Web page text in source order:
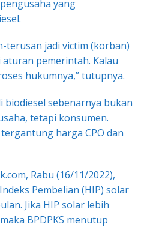
yang
terusan jadi victim (korban)
pemerintah. Kalau
hukumnya,” tutupnya.
sebenarnya bukan
tetapi konsumen.
harga CPO dan
Rabu (16/11/2022),
Pembelian (HIP) solar
Jika HIP solar lebih
BPDPKS menutup